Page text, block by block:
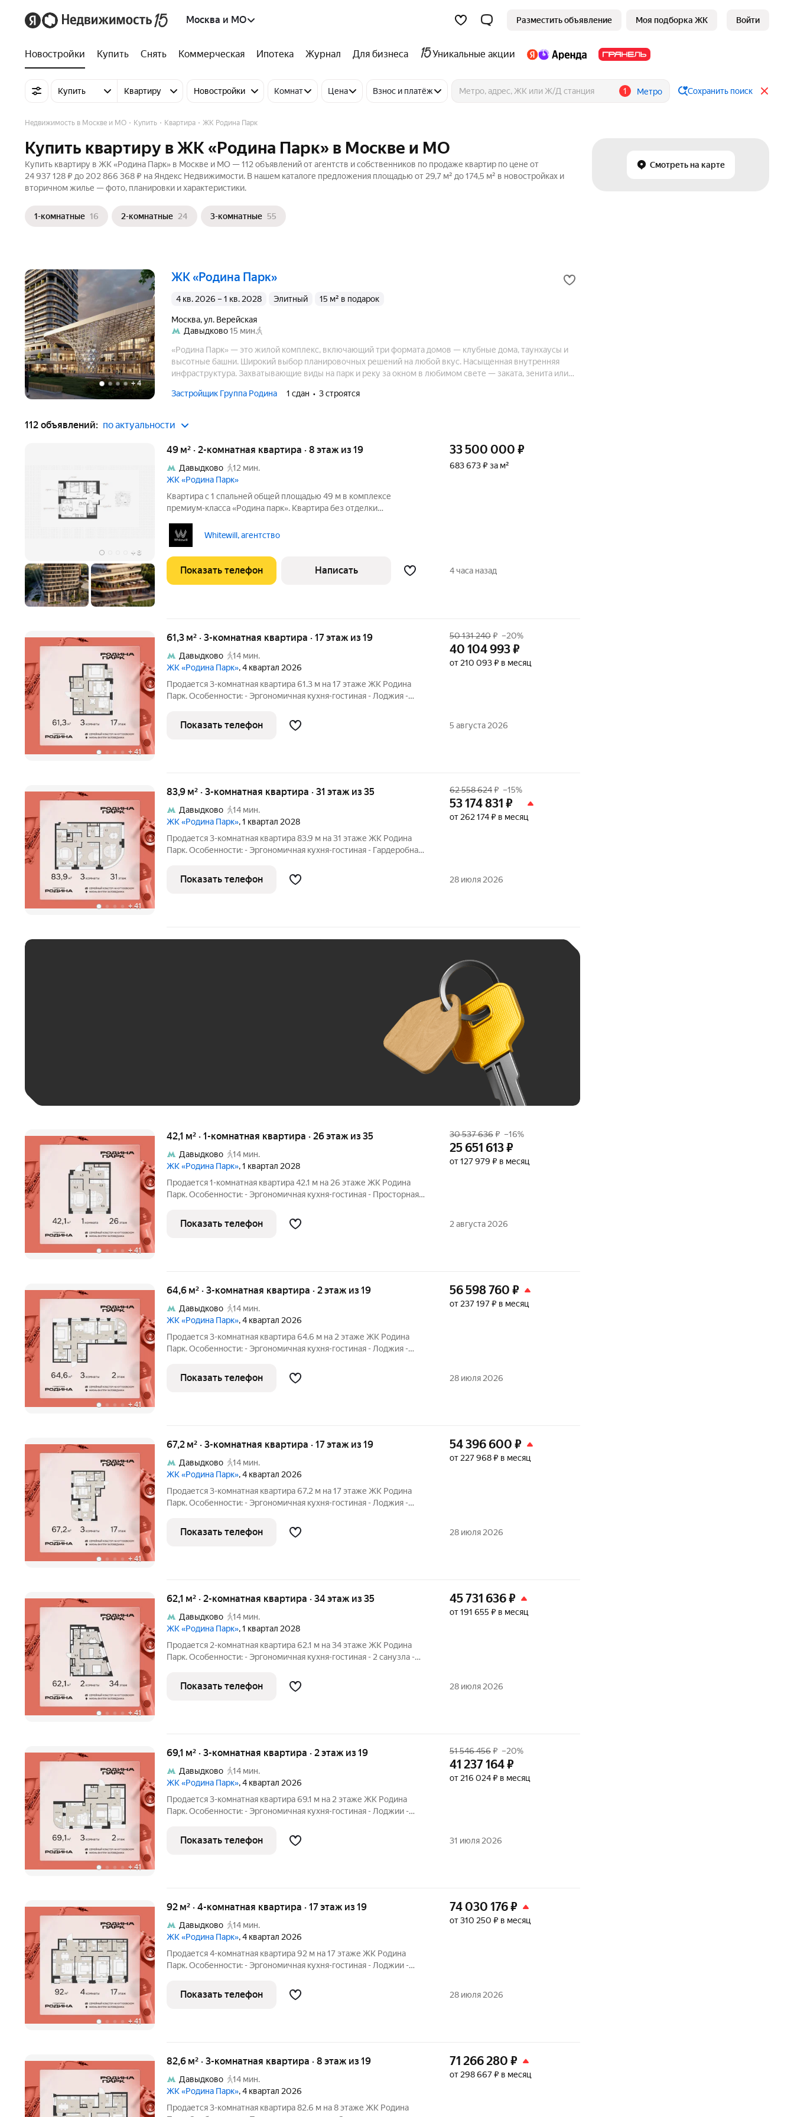
Москва и МО Разместить объявление Моя подборка ЖК Войти
Новостройки Купить Снять Коммерческая Ипотека Журнал Для бизнеса Уникальные акции
Купить Квартиру Новостройки Комнат Цена Взнос и платёж 1 Метро Сохранить поиск
Смотреть на карте
Недвижимость в Москве и МО Купить Квартира ЖК Родина Парк
Купить квартиру в ЖК «Родина Парк» в Москве и МО
Купить квартиру в ЖК «Родина Парк» в Москве и МО — 112 объявлений от агентств и собственников по продаже квартир по цене от
24 937 128 ₽ до 202 866 368 ₽ на Яндекс Недвижимости. В нашем каталоге предложения площадью от 29,7 м² до 174,5 м² в новостройках и
вторичном жилье — фото, планировки и характеристики.
1-комнатные 16 2-комнатные 24 3-комнатные 55
ЖК «Родина Парк»
4 кв. 2026 – 1 кв. 2028 элитный 15 м² в подарок
Давыдково15 мин.
Москва,ул. Верейская
«Родина Парк» — это жилой комплекс, включающий три формата домов — клубные дома, таунхаусы и
высотные башни. Широкий выбор планировочных решений на любой вкус. Насыщенная внутренняя
инфраструктура. Захватывающие виды на парк и реку за окном в любимом свете — заката, зенита или
Застройщик Группа Родина
1 сдан 3 строятся
+4
112 объявлений: по актуальности
+ 8
49 м² · 2-комнатная квартира · 8 этаж из 19
Давыдково
12 мин.
ЖК «Родина Парк»
Квартира с 1 спальней общей площадью 49 м в комплексе
премиум-класса «Родина парк». Квартира без отделки
спальня с выходом на лоджию, ванная комната, гардеробная и
прихожая. Из окон
Whitewill, агентство
33 500 000 ₽
683 673 ₽ за м²
Показать телефон Написать 4 часа назад
+ 41
61,3 м² · 3-комнатная квартира · 17 этаж из 19
Давыдково
14 мин.
ЖК «Родина Парк», 4 квартал 2026
Продается 3-комнатная квартира 61.3 м на 17 этаже ЖК Родина
Парк. Особенности: - Эргономичная кухня-гостиная - Лоджия -
дети, и ваши возможности. Премиальный семейный кластер на
западе
50 131 240₽ –20%
40 104 993₽
от 210 093 ₽ в месяц
Показать телефон 5 августа 2026
+ 41
83,9 м² · 3-комнатная квартира · 31 этаж из 35
Давыдково
14 мин.
ЖК «Родина Парк», 1 квартал 2028
Продается 3-комнатная квартира 83.9 м на 31 этаже ЖК Родина
Парк. Особенности: - Эргономичная кухня-гостиная - Гардеробная
Родина Парк: экосистема для семьи, где растут и дети, и ваши
62 558 624₽ –15%
53 174 831 ₽
от 262 174 ₽ в месяц
Показать телефон 28 июля 2026
+ 41
42,1 м² · 1-комнатная квартира · 26 этаж из 35
Давыдково
14 мин.
ЖК «Родина Парк», 1 квартал 2028
Продается 1-комнатная квартира 42.1 м на 26 этаже ЖК Родина
Парк. Особенности: - Эргономичная кухня-гостиная - Просторная
- Панорамная спальня Родина Парк: экосистема для семьи, где
растут
30 537 636₽ –16%
25 651 613₽
от 127 979 ₽ в месяц
Показать телефон 2 августа 2026
+ 41
64,6 м² · 3-комнатная квартира · 2 этаж из 19
Давыдково
14 мин.
ЖК «Родина Парк», 4 квартал 2026
Продается 3-комнатная квартира 64.6 м на 2 этаже ЖК Родина
Парк. Особенности: - Эргономичная кухня-гостиная - Лоджия -
семьи, где растут и дети, и ваши возможности. Премиальный
семейный
56 598 760 ₽
от 237 197 ₽ в месяц
Показать телефон 28 июля 2026
+ 41
67,2 м² · 3-комнатная квартира · 17 этаж из 19
Давыдково
14 мин.
ЖК «Родина Парк», 4 квартал 2026
Продается 3-комнатная квартира 67.2 м на 17 этаже ЖК Родина
Парк. Особенности: - Эргономичная кухня-гостиная - Лоджия -
дети, и ваши возможности. Премиальный семейный кластер на
западе
54 396 600 ₽
от 227 968 ₽ в месяц
Показать телефон 28 июля 2026
+ 41
62,1 м² · 2-комнатная квартира · 34 этаж из 35
Давыдково
14 мин.
ЖК «Родина Парк», 1 квартал 2028
Продается 2-комнатная квартира 62.1 м на 34 этаже ЖК Родина
Парк. Особенности: - Эргономичная кухня-гостиная - 2 санузла -
экосистема для семьи, где растут и дети, и ваши возможности.
Премиальный
45 731 636₽
от 191 655 ₽ в месяц
Показать телефон 28 июля 2026
+ 41
69,1 м² · 3-комнатная квартира · 2 этаж из 19
Давыдково
14 мин.
ЖК «Родина Парк», 4 квартал 2026
Продается 3-комнатная квартира 69.1 м на 2 этаже ЖК Родина
Парк. Особенности: - Эргономичная кухня-гостиная - Лоджии -
семьи, где растут и дети, и ваши возможности. Премиальный
семейный
51 546 456₽ –20%
41 237 164₽
от 216 024 ₽ в месяц
Показать телефон 31 июля 2026
+ 41
92 м² · 4-комнатная квартира · 17 этаж из 19
Давыдково
14 мин.
ЖК «Родина Парк», 4 квартал 2026
Продается 4-комнатная квартира 92 м на 17 этаже ЖК Родина
Парк. Особенности: - Эргономичная кухня-гостиная - Лоджии -
дети, и ваши возможности. Премиальный семейный кластер на
западе
74 030 176₽
от 310 250 ₽ в месяц
Показать телефон 28 июля 2026
82,6 м² · 3-комнатная квартира · 8 этаж из 19
Давыдково
14 мин.
ЖК «Родина Парк», 4 квартал 2026
Продается 3-комнатная квартира 82.6 м на 8 этаже ЖК Родина
71 266 280 ₽
от 298 667 ₽ в месяц